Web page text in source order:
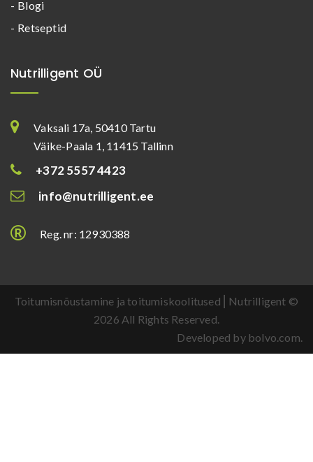
- Blogi
- Retseptid
Nutrilligent OÜ
Vaksali 17a, 50410 Tartu
Väike-Paala 1, 11415 Tallinn
+372 5557 4423
info@nutrilligent.ee
Reg. nr: 12930388
Toitumisnõustamine ja toitumiskoolitused ⎜Nutrilligent ©
2026 All Rights Reserved.
Developed by bolvo.com.